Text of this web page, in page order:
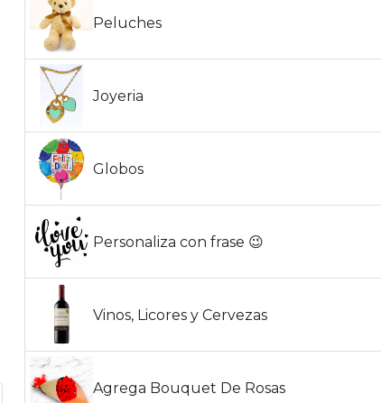
Peluches
Joyeria
Globos
Personaliza con frase 😉
Vinos, Licores y Cervezas
Agrega Bouquet De Rosas